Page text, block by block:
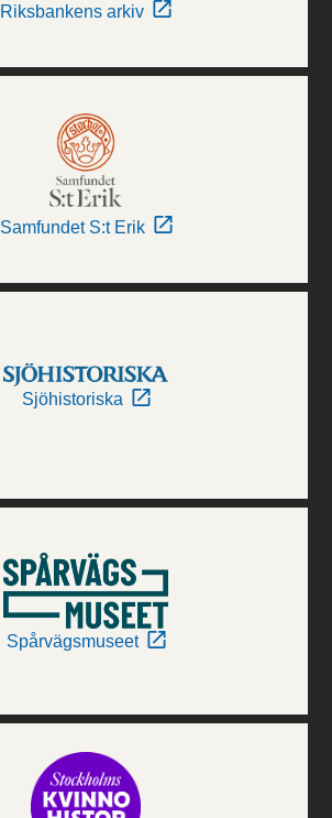
Riksbankens arkiv
Samfundet S:t Erik
Sjöhistoriska
Spårvägsmuseet